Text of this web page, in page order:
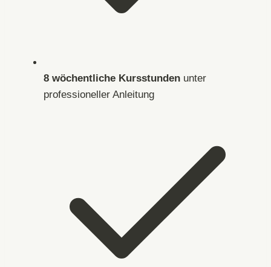
8 wöchentliche Kursstunden unter
professioneller Anleitung